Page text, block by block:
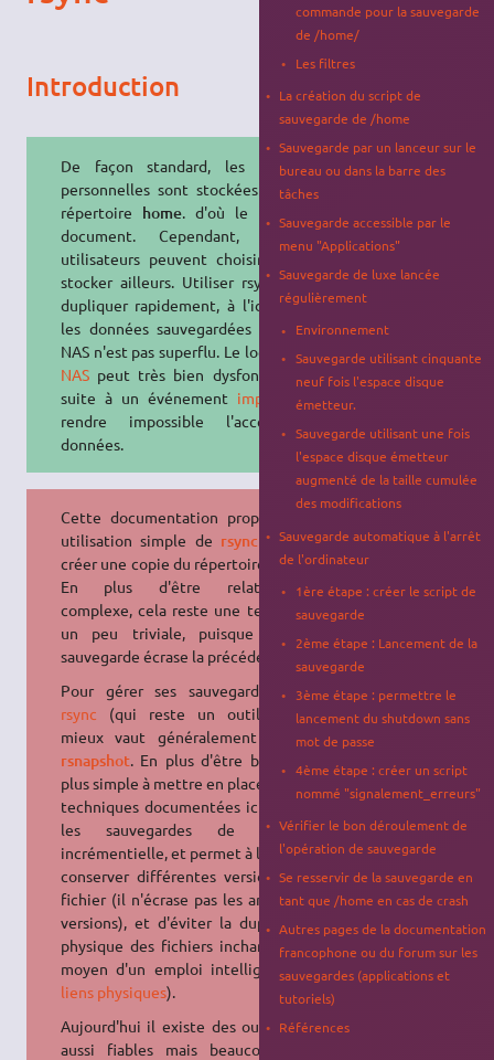
Introduction
De façon standard, les données
personnelles sont stockées dans le
répertoire home. d'où le titre du
document. Cependant, certains
utilisateurs peuvent choisir de les
stocker ailleurs. Utiliser rsync pour
dupliquer rapidement, à l'identique
les données sauvegardées dans un
NAS n'est pas superflu. Le logiciel du
NASpeut très bien dysfonctionner
suite à un événement imprévu
et
rendre impossible l'accès aux
données.
Cette documentation propose une
utilisation simple de rsync afin de
créer une copie du répertoire
/home.
En plus d'être relativement
complexe, cela reste une technique
un peu triviale, puisque chaque
sauvegarde écrase la précédente.
Pour gérer ses sauvegardes avec
rsync (qui reste un outil fiable)
mieux vaut généralement utiliser
rsnapshot. En plus d'être beaucoup
plus simple à mettre en place que les
techniques documentées ici, il gère
les sauvegardes de manière
incrémentielle, et permet à la fois de
conserver différentes versions d'un
fichier (il n'écrase pas les anciennes
versions), et d'éviter la duplication
physique des fichiers inchangés (au
moyen d'un emploi intelligent des
liens physiques).
Aujourd'hui il existe des outils tout
aussi fiables mais beaucoup plus
commande pour la sauvegarde
de /home/
Les filtres
La création du script de
sauvegarde de /home
Sauvegarde par un lanceur sur le
bureau ou dans la barre des
tâches
Sauvegarde accessible par le
menu "Applications"
Sauvegarde de luxe lancée
régulièrement
Environnement
Sauvegarde utilisant cinquante
neuf fois l'espace disque
émetteur.
Sauvegarde utilisant une fois
l'espace disque émetteur
augmenté de la taille cumulée
des modifications
Sauvegarde automatique à l'arrêt
de l'ordinateur
1ère étape : créer le script de
sauvegarde
2ème étape : Lancement de la
sauvegarde
3ème étape : permettre le
lancement du shutdown sans
mot de passe
4ème étape : créer un script
nommé "signalement_erreurs"
Vérifier le bon déroulement de
l'opération de sauvegarde
Se resservir de la sauvegarde en
tant que /home en cas de crash
Autres pages de la documentation
francophone ou du forum sur les
sauvegardes (applications et
tutoriels)
Références